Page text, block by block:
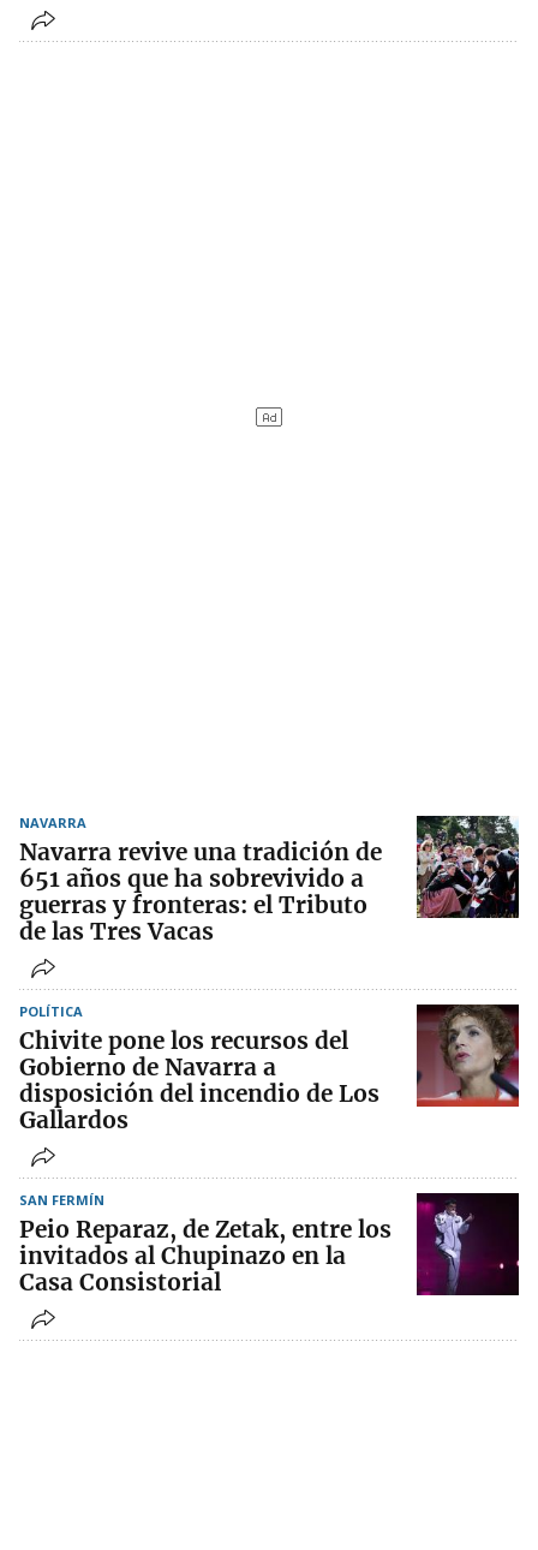
NAVARRA
Navarra revive una tradición de
651 años que ha sobrevivido a
guerras y fronteras: el Tributo
de las Tres Vacas
POLÍTICA
Chivite pone los recursos del
Gobierno de Navarra a
disposición del incendio de Los
Gallardos
SAN FERMÍN
Peio Reparaz, de Zetak, entre los
invitados al Chupinazo en la
Casa Consistorial